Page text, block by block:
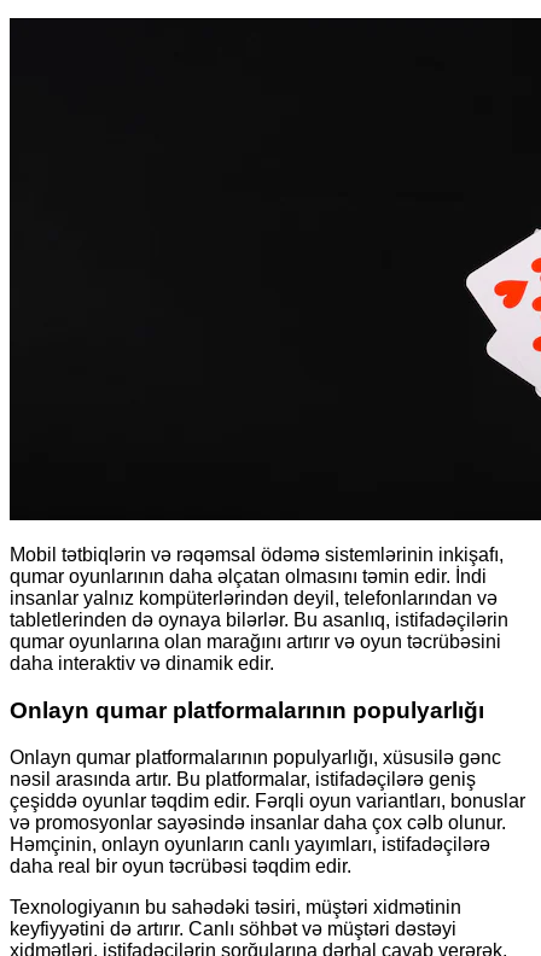
Mobil tətbiqlərin və rəqəmsal ödəmə sistemlərinin inkişafı,
qumar oyunlarının daha əlçatan olmasını təmin edir. İndi
insanlar yalnız kompüterlərindən deyil, telefonlarından və
tabletlerinden də oynaya bilərlər. Bu asanlıq, istifadəçilərin
qumar oyunlarına olan marağını artırır və oyun təcrübəsini
daha interaktiv və dinamik edir.
Onlayn qumar platformalarının populyarlığı
Onlayn qumar platformalarının populyarlığı, xüsusilə gənc
nəsil arasında artır. Bu platformalar, istifadəçilərə geniş
çeşiddə oyunlar təqdim edir. Fərqli oyun variantları, bonuslar
və promosyonlar sayəsində insanlar daha çox cəlb olunur.
Həmçinin, onlayn oyunların canlı yayımları, istifadəçilərə
daha real bir oyun təcrübəsi təqdim edir.
Texnologiyanın bu sahədəki təsiri, müştəri xidmətinin
keyfiyyətini də artırır. Canlı söhbət və müştəri dəstəyi
xidmətləri, istifadəçilərin sorğularına dərhal cavab verərək,